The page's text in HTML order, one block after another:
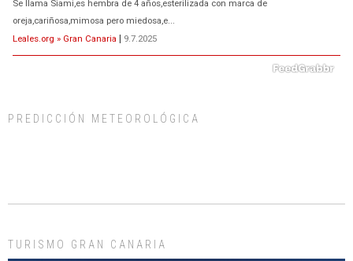
Leales.org » Gran Canaria
9.7.2025
PREDICCIÓN METEOROLÓGICA
TURISMO GRAN CANARIA